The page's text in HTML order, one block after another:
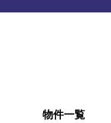
物件一覧